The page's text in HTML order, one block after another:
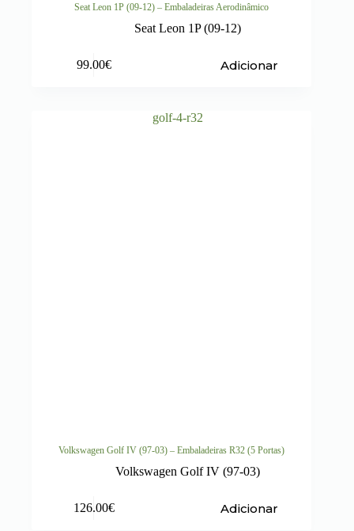
Seat Leon 1P (09-12) – Embaladeiras Aerodinâmico
Seat Leon 1P (09-12)
99.00€ Adicionar
Volkswagen Golf IV (97-03) – Embaladeiras R32 (5 Portas)
Volkswagen Golf IV (97-03)
126.00€ Adicionar